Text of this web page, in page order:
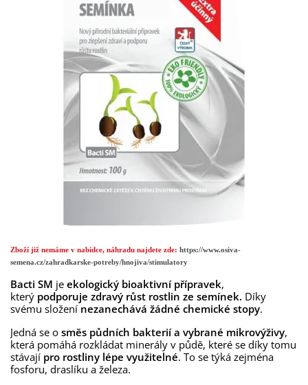
Zboží již nemáme v nabídce, náhradu najdete zde: https://www.osiva-
semena.cz/zahradkarske-potreby/hnojiva/stimulatory
Bacti SM je ekologický bioaktivní přípravek,
který podporuje zdravý růst rostlin ze semínek. Díky
svému složení nezanechává žádné chemické stopy.
Jedná se o směs půdních bakterií a vybrané mikrovýživy,
která pomáhá rozkládat minerály v půdě, které se díky tomu
stávají pro rostliny lépe využitelné. To se týká zejména
fosforu, draslíku a železa.